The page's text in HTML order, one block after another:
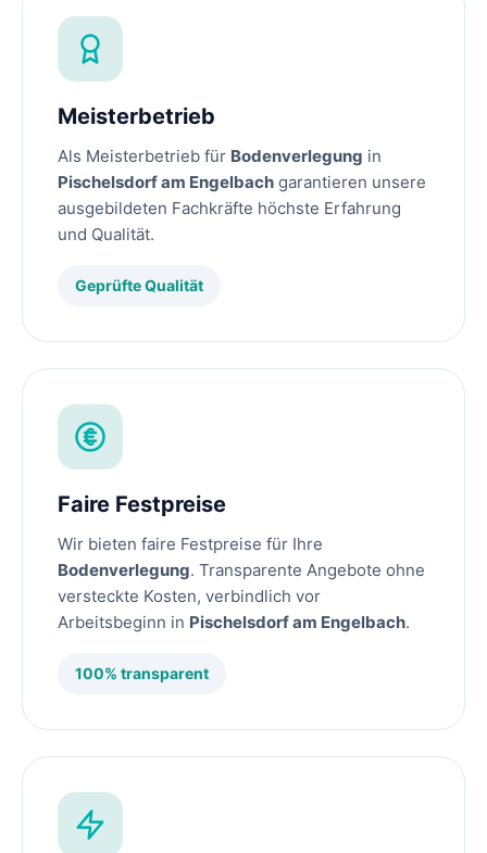
Meisterbetrieb
Als Meisterbetrieb für Bodenverlegung in
Pischelsdorf am Engelbach garantieren unsere
ausgebildeten Fachkräfte höchste Erfahrung
und Qualität.
Geprüfte Qualität
Faire Festpreise
Wir bieten faire Festpreise für Ihre
Bodenverlegung. Transparente Angebote ohne
versteckte Kosten, verbindlich vor
Arbeitsbeginn in Pischelsdorf am Engelbach.
100% transparent